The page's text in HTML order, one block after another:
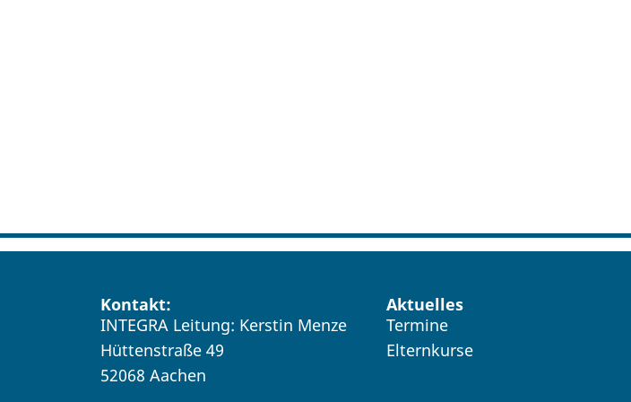
Kontakt:
INTEGRA Leitung: Kerstin Menze
Hüttenstraße 49
52068 Aachen
Aktuelles
Termine
Elternkurse